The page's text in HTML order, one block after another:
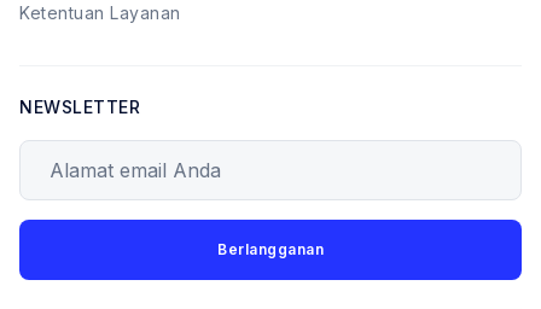
Ketentuan Layanan
NEWSLETTER
Berlangganan